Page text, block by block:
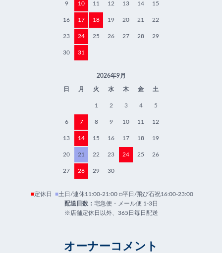
9 10 11 12 13 14 15
16 17 18 19 20 21 22
23 24 25 26 27 28 29
30 31
2026年9月
日 月 火 水 木 金 土
1 2 3 4 5
6 7 8 9 10 11 12
13 14 15 16 17 18 19
20 21 22 23 24 25 26
27 28 29 30
■定休日 ■土日/連休11:00-21:00 □平日/飛び石祝16:00-23:00
配送日数： 宅急便・メール便 1-3日
※店舗定休日以外、365日毎日配送
オーナーコメント